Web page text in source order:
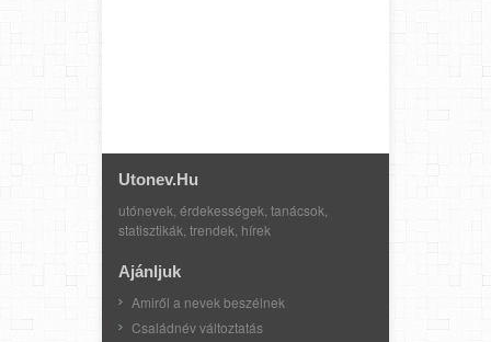
Utonev.hu
utónevek, érdekességek, tanácsok,
statisztikák, trendek, hírek
Ajánljuk
Amiről a nevek beszélnek
Családnév változtatás